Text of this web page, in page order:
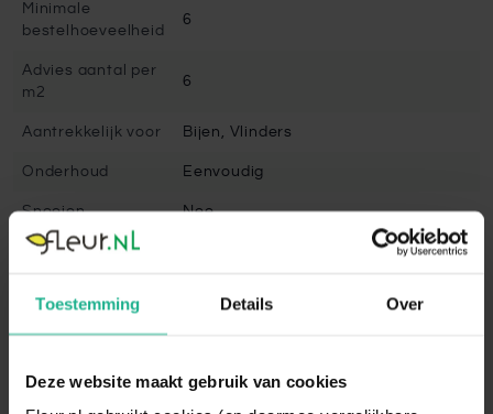
Toestemming Details Over
Deze website maakt gebruik van cookies
Minimale
bestelhoeveelheid
6
Advies aantal per
m2
6
Aantrekkelijk voor Bijen, Vlinders
Onderhoud Eenvoudig
Snoeien Nee
Volgroeide hoogte
Bladbehoudend
Vruchtdragend Nee